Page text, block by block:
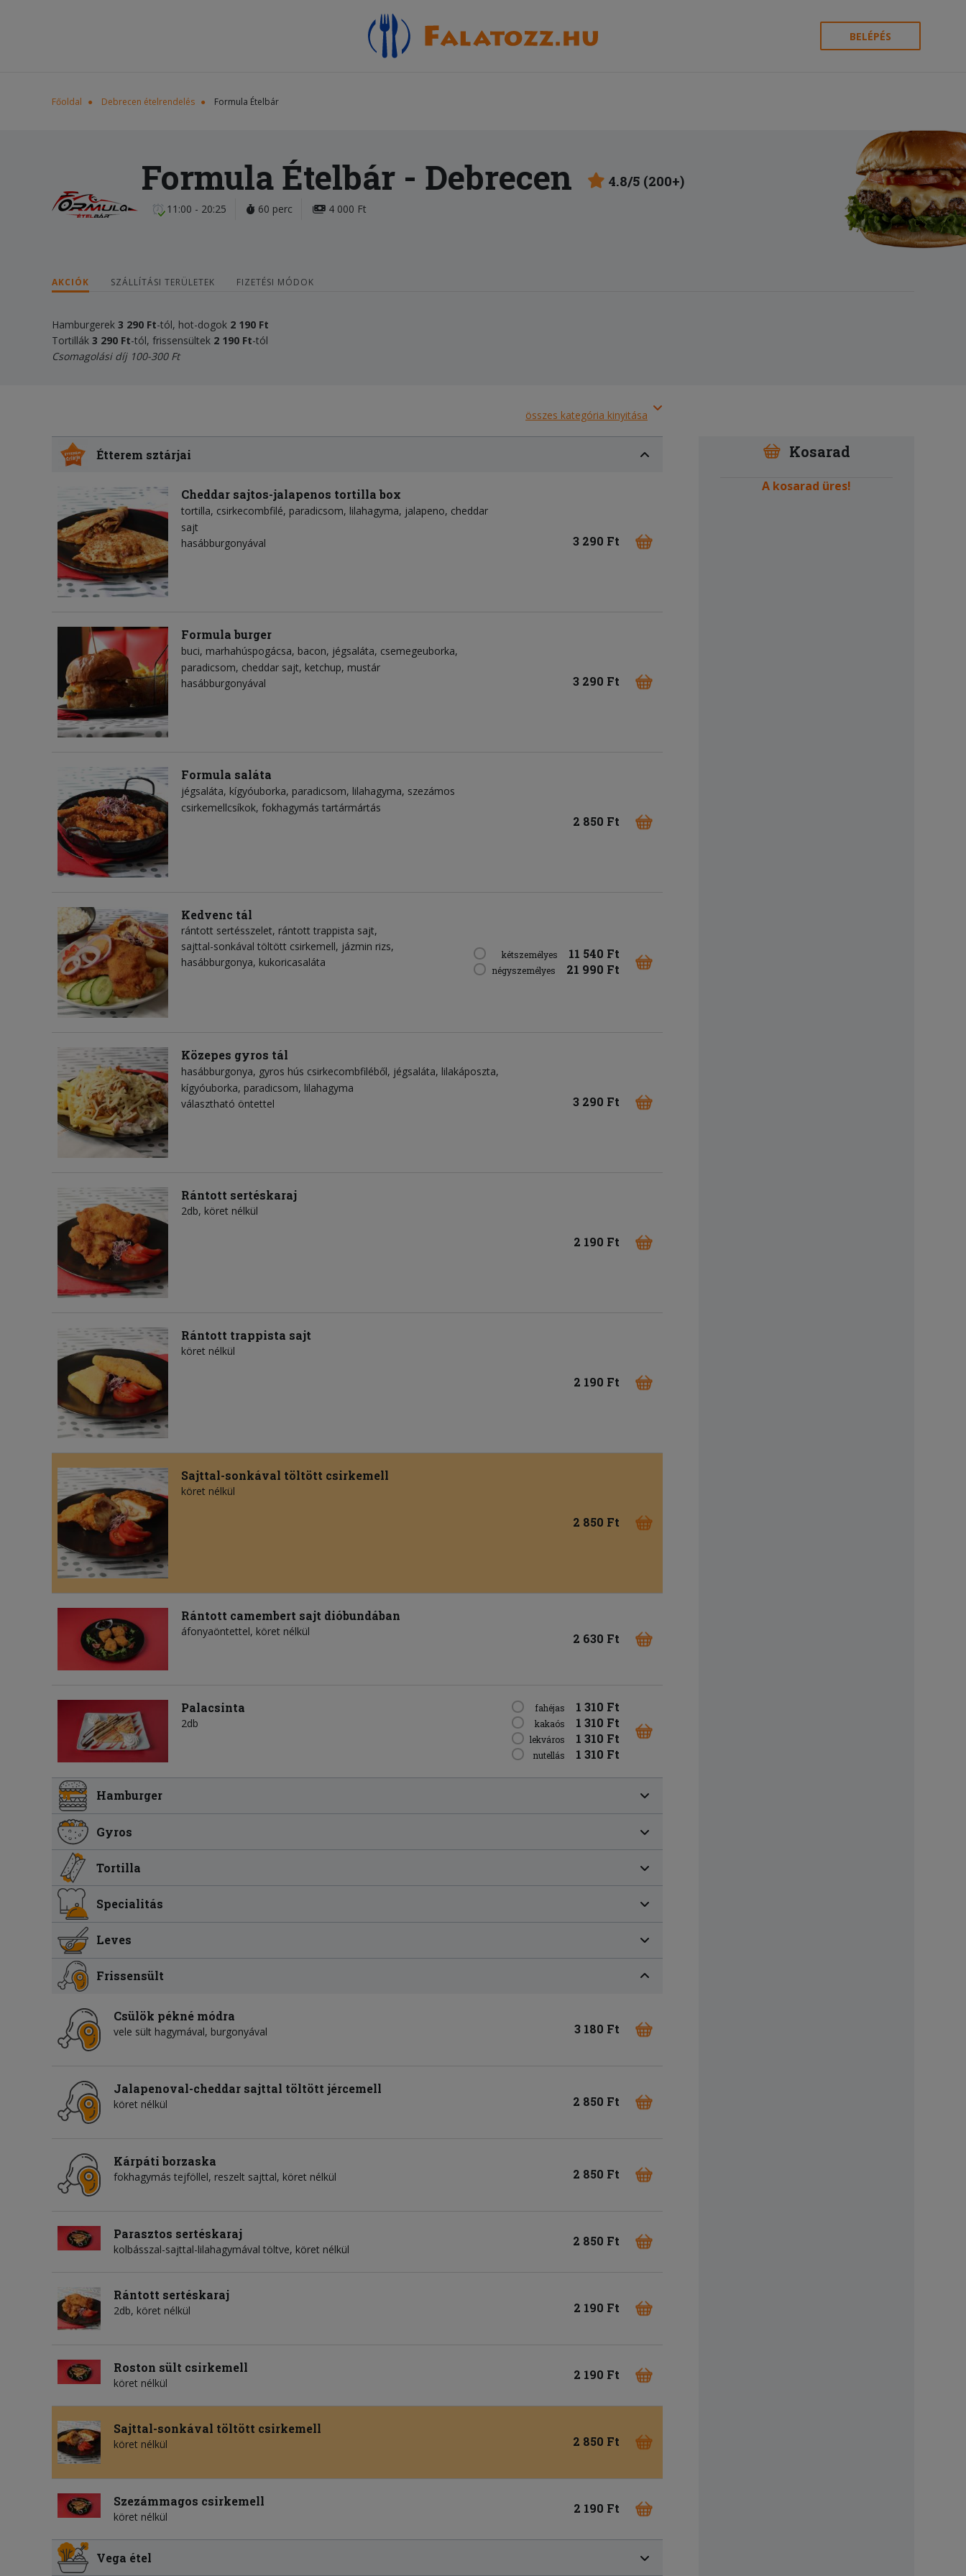
BELÉPÉS
Főoldal Debrecen ételrendelés Formula Ételbár
Formula Ételbár - Debrecen 4.8/5 (200+)
11:00 - 20:25 60 perc 4 000 Ft
AKCIÓK SZÁLLÍTÁSI TERÜLETEK FIZETÉSI MÓDOK
Hamburgerek 3 290 Ft-tól, hot-dogok 2 190 Ft
Tortillák 3 290 Ft-tól, frissensültek 2 190 Ft-tól
Csomagolási díj 100-300 Ft
összes kategória kinyitása
Étterem sztárjai
Cheddar sajtos-jalapenos tortilla box
tortilla csirkecombfilé paradicsom lilahagyma jalapeno cheddar
sajt
hasábburgonyával
3 290 Ft
Formula burger
buci marhahúspogácsa bacon jégsaláta csemegeuborka
paradicsom cheddar sajt ketchup mustár
hasábburgonyával
3 290 Ft
Formula saláta
jégsaláta kígyóuborka paradicsom lilahagyma szezámos
csirkemellcsíkok fokhagymás tartármártás
2 850 Ft
Kedvenc tál
rántott sertésszelet, rántott trappista sajt,
sajttal-sonkával töltött csirkemell, jázmin rizs,
hasábburgonya, kukoricasaláta
kétszemélyes 11 540 Ft
négyszemélyes 21 990 Ft
Közepes gyros tál
hasábburgonya gyros hús csirkecombfiléből jégsaláta lilakáposzta
kígyóuborka paradicsom lilahagyma
választható öntettel
3 290 Ft
Rántott sertéskaraj
2db, köret nélkül
2 190 Ft
Rántott trappista sajt
köret nélkül
2 190 Ft
Sajttal-sonkával töltött csirkemell
köret nélkül
2 850 Ft
Rántott camembert sajt dióbundában
áfonyaöntettel, köret nélkül 2 630 Ft
Palacsinta
2db
fahéjas 1 310 Ft
kakaós 1 310 Ft
lekváros 1 310 Ft
nutellás 1 310 Ft
Hamburger
Gyros
Tortilla
Specialitás
Leves
Frissensült
Csülök pékné módra
vele sült hagymával, burgonyával 3 180 Ft
Jalapenoval-cheddar sajttal töltött jércemell
köret nélkül 2 850 Ft
Kárpáti borzaska
fokhagymás tejföllel, reszelt sajttal, köret nélkül 2 850 Ft
Parasztos sertéskaraj
kolbásszal-sajttal-lilahagymával töltve, köret nélkül
2 850 Ft
Rántott sertéskaraj
2db, köret nélkül 2 190 Ft
Roston sült csirkemell
köret nélkül
2 190 Ft
Sajttal-sonkával töltött csirkemell
köret nélkül 2 850 Ft
Szezámmagos csirkemell
köret nélkül
2 190 Ft
Vega étel
Kosarad
A kosarad üres!